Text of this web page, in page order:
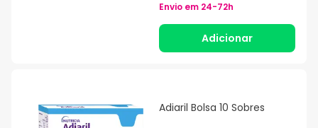
Envio em 24-72h
Adicionar
Adiaril Bolsa 10 Sobres